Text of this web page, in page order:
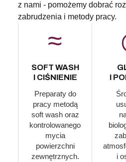
z nami - pomożemy dobrać
zabrudzenia i metody pracy.
≈
SOFT WASH
I CIŚNIENIE
Preparaty do
pracy metodą
soft wash oraz
kontrolowanego
mycia
powierzchni
zewnętrznych.
I
i